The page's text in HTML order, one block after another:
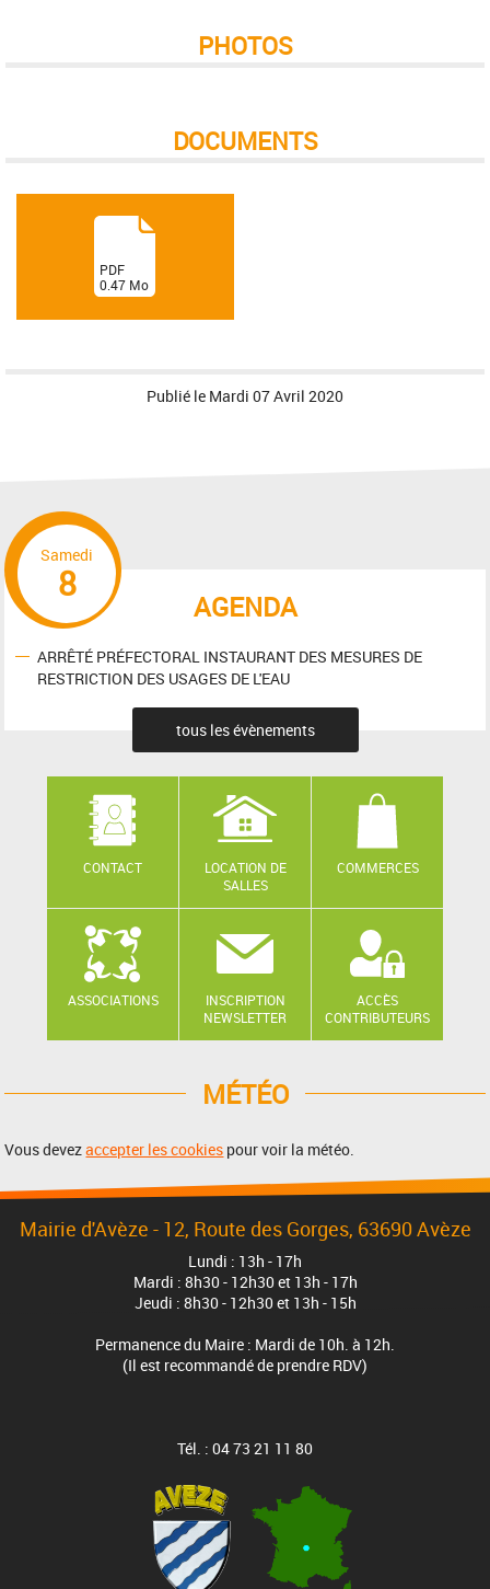
PHOTOS
DOCUMENTS
(PDF
0.47 Mo
)
Publié le Mardi 07 Avril 2020
AGENDA
Samedi
8
ARRÊTÉ PRÉFECTORAL INSTAURANT DES MESURES DE
RESTRICTION DES USAGES DE L'EAU
tous les évènements
CONTACT
LOCATION DE
SALLES
COMMERCES
ASSOCIATIONS
INSCRIPTION
NEWSLETTER
ACCÈS
CONTRIBUTEURS
MÉTÉO
Vous devezaccepter les cookies pour voir la météo.
Mairie d'Avèze - 12, Route des Gorges, 63690 Avèze
Lundi : 13h - 17h
Mardi : 8h30 - 12h30 et 13h - 17h
Jeudi : 8h30 - 12h30 et 13h - 15h
Permanence du Maire : Mardi de 10h. à 12h.
(Il est recommandé de prendre RDV)
Tél. : 04 73 21 11 80